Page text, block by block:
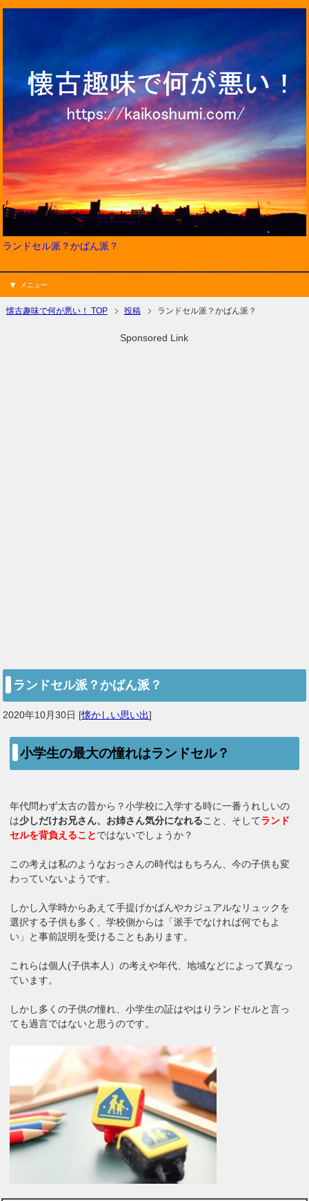
ランドセル派？かばん派？
メニュー
懐古趣味で何が悪い！ TOP 投稿 ランドセル派？かばん派？
Sponsored Link
ランドセル派？かばん派？
2020年10月30日 [懐かしい思い出]
小学生の最大の憧れはランドセル？
年代問わず太古の昔から？小学校に入学する時に一番うれしいの
は少しだけお兄さん、お姉さん気分になれること、そしてランド
セルを背負えることではないでしょうか？
この考えは私のようなおっさんの時代はもちろん、今の子供も変
わっていないようです。
しかし入学時からあえて手提げかばんやカジュアルなリュックを
選択する子供も多く、学校側からは「派手でなければ何でもよ
い」と事前説明を受けることもあります。
これらは個人(子供本人）の考えや年代、地域などによって異なっ
ています。
しかし多くの子供の憧れ、小学生の証はやはりランドセルと言っ
ても過言ではないと思うのです。